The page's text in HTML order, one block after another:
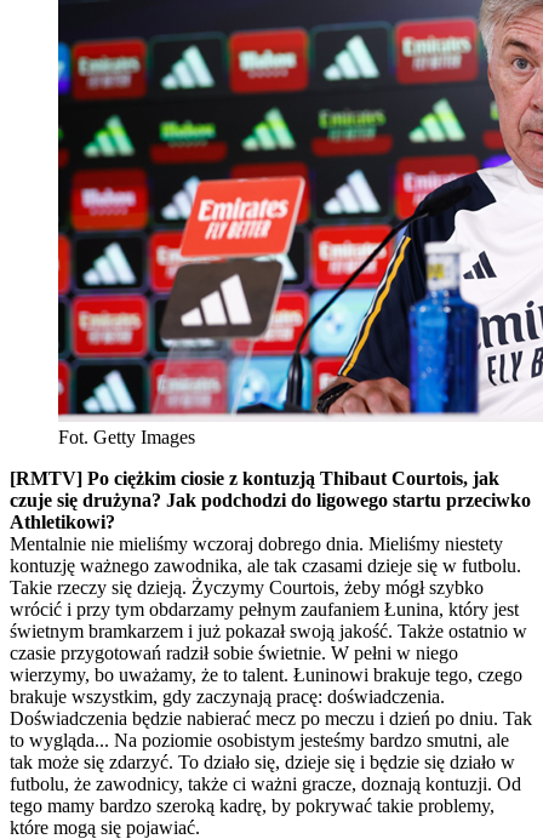
Fot. Getty Images
[RMTV] Po ciężkim ciosie z kontuzją Thibaut Courtois, jak
czuje się drużyna? Jak podchodzi do ligowego startu przeciwko
Athletikowi?
Mentalnie nie mieliśmy wczoraj dobrego dnia. Mieliśmy niestety
kontuzję ważnego zawodnika, ale tak czasami dzieje się w futbolu.
Takie rzeczy się dzieją. Życzymy Courtois, żeby mógł szybko
wrócić i przy tym obdarzamy pełnym zaufaniem Łunina, który jest
świetnym bramkarzem i już pokazał swoją jakość. Także ostatnio w
czasie przygotowań radził sobie świetnie. W pełni w niego
wierzymy, bo uważamy, że to talent. Łuninowi brakuje tego, czego
brakuje wszystkim, gdy zaczynają pracę: doświadczenia.
Doświadczenia będzie nabierać mecz po meczu i dzień po dniu. Tak
to wygląda... Na poziomie osobistym jesteśmy bardzo smutni, ale
tak może się zdarzyć. To działo się, dzieje się i będzie się działo w
futbolu, że zawodnicy, także ci ważni gracze, doznają kontuzji. Od
tego mamy bardzo szeroką kadrę, by pokrywać takie problemy,
które mogą się pojawiać.